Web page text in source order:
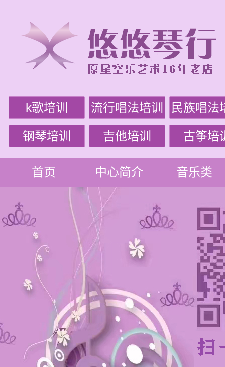
k歌培训 流行唱法培训 民族唱法
钢琴培训 吉他培训 古筝培
首页 中心简介 音乐类